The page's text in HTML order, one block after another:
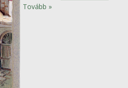
Tovább »